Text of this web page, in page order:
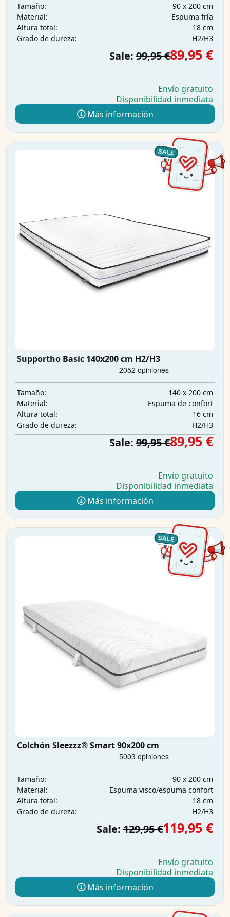
Tamaño:
90 x 200 cm
Material:
Espuma fría
Altura total:
18 cm
Grado de dureza:
H2/H3
Sale: 99,95 €89,95 €
Envío gratuito
Disponibilidad inmediata
Más información
Supportho Basic 140x200 cm H2/H3
Tamaño:
140 x 200 cm
Material:
Espuma de confort
Altura total:
16 cm
Grado de dureza:
H2/H3
Sale: 99,95 €89,95 €
Envío gratuito
Disponibilidad inmediata
Más información
Colchón Sleezzz® Smart 90x200 cm
Tamaño:
90 x 200 cm
Material:
Espuma visco/espuma confort
Altura total:
18 cm
Grado de dureza:
H2/H3
Sale: 129,95 €119,95 €
Envío gratuito
Disponibilidad inmediata
Más información